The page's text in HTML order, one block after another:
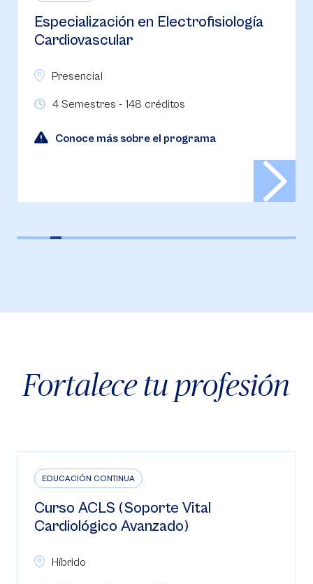
Especialización en Electrofisiología
Cardiovascular
Presencial
4 Semestres - 148 créditos
Conoce más sobre el programa
Fortalece tu profesión
EDUCACIÓN CONTINUA
Curso ACLS (Soporte Vital
Cardiológico Avanzado)
Híbrido